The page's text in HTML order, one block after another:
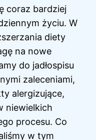
coraz bardziej
życiu. W
diety
na nowe
do jadłospisu
zaleceniami,
alergizujące,
niewielkich
procesu. Co
w tym